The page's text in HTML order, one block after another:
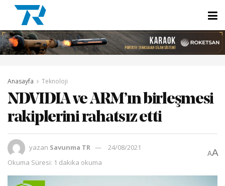
Anasayfa Teknoloji
NDVIDIA ve ARM’ın birleşmesi
rakiplerini rahatsız etti
yazan Savunma TR
24/08/2021
Okuma Süresi: 1 dakika okuma
AA